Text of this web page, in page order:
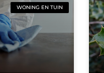
WONING EN TUIN